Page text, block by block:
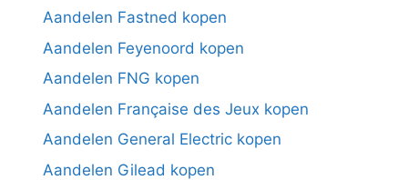
Aandelen Fastned kopen
Aandelen Feyenoord kopen
Aandelen FNG kopen
Aandelen Française des Jeux kopen
Aandelen General Electric kopen
Aandelen Gilead kopen